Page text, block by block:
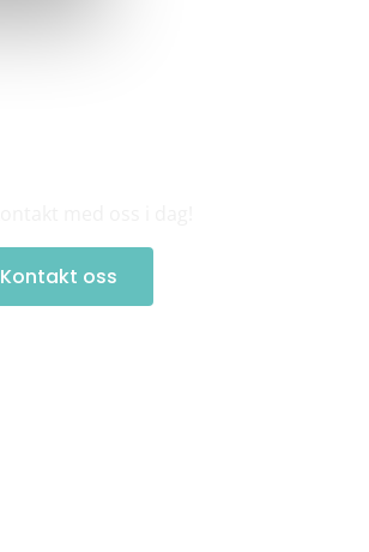
Kontakt oss